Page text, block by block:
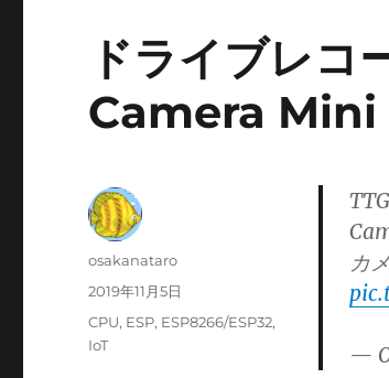
ドライブレコ
Camera Mini
カ
—
投
osakanataro
投
2019年11月5日
カ
テ
CPU, ESP, ESP8266/ESP32,
IoT